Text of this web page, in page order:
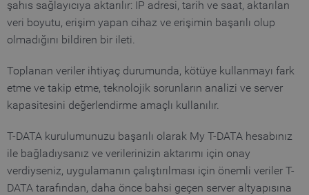
şahıs sağlayıcıya aktarılır: IP adresi, tarih ve saat, aktarılan
veri boyutu, erişim yapan cihaz ve erişimin başarılı olup
olmadığını bildiren bir ileti.
Toplanan veriler ihtiyaç durumunda, kötüye kullanmayı fark
etme ve takip etme, teknolojik sorunların analizi ve server
kapasitesini değerlendirme amaçlı kullanılır.
T-DATA kurulumunuzu başarılı olarak My T-DATA hesabınız
ile bağladıysanız ve verilerinizin aktarımı için onay
verdiyseniz, uygulamanın çalıştırılması için önemli veriler T-
DATA tarafından, daha önce bahsi geçen server altyapısına